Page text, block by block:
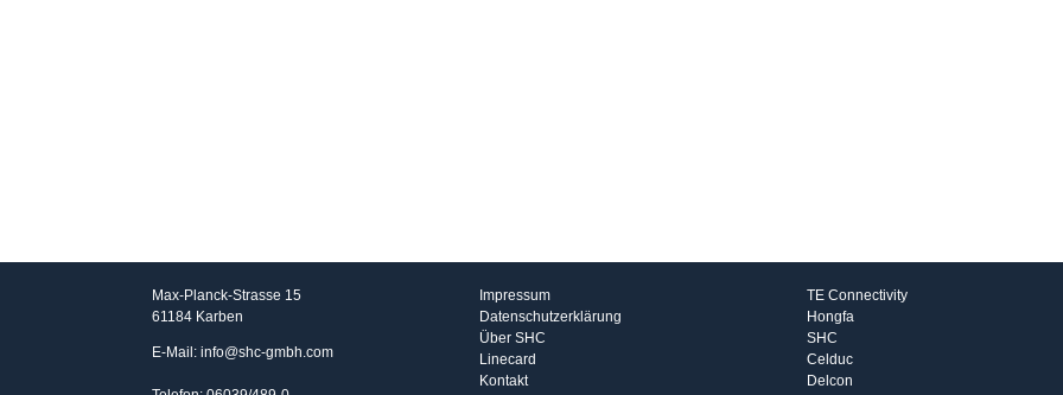
Max-Planck-Strasse 15
61184 Karben
E-Mail: info@shc-gmbh.com
Impressum
Datenschutzerklärung
Über SHC
Linecard
Kontakt
TE Connectivity
Hongfa
SHC
Celduc
Delcon